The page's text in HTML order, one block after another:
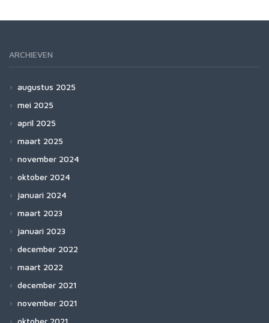
ARCHIEVEN
augustus 2025
mei 2025
april 2025
maart 2025
november 2024
oktober 2024
januari 2024
maart 2023
januari 2023
december 2022
maart 2022
december 2021
november 2021
oktober 2021